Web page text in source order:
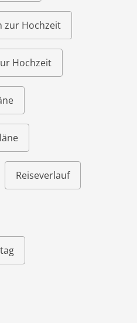
zur Hochzeit
Hochzeit
Reiseverlauf